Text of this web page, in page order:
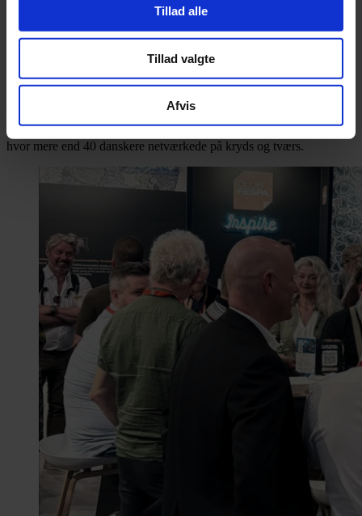
Tillad alle
Tillad valgte
Afvis
type konkurrencer. Men uanset resultatet er det altid fedt at møde de
dygtige wrappere fra hele verden og være med til at sætte Danmark
på verdenskortet inden for branchen,” siger Filip Sørensen.
Danskerne har generelt markeret sig stærkt i konkurrencen de senere
år. Udover Filip Sørensens VM-titel sidste år blev Simon Manley
Jokumsen verdensmester i2023.
arrangeret en medlemstur til messen i Barcelona samt en reception,
hvor mere end 40 danskere netværkede på kryds og tværs.